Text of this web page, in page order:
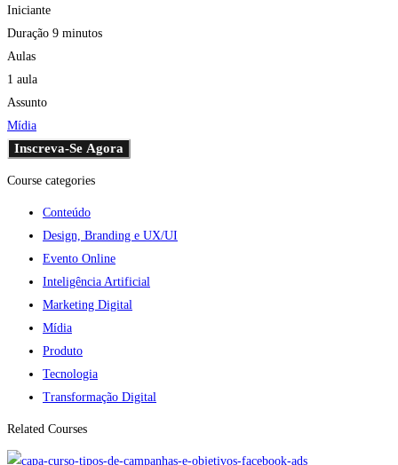
Iniciante
Duração 9 minutos
Aulas
1 aula
Assunto
Mídia
Inscreva-Se Agora
Course categories
Conteúdo
Design, Branding e UX/UI
Evento Online
Inteligência Artificial
Marketing Digital
Mídia
Produto
Tecnologia
Transformação Digital
Related Courses